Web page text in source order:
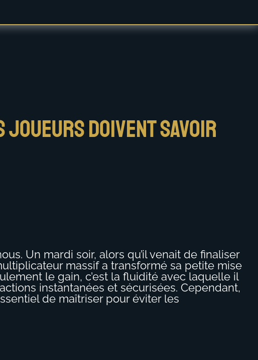
joueurs doivent savoir
Un mardi soir, alors qu’il venait de finaliser
massif a transformé sa petite mise
le gain, c’est la fluidité avec laquelle il
instantanées et sécurisées. Cependant,
de maîtriser pour éviter les